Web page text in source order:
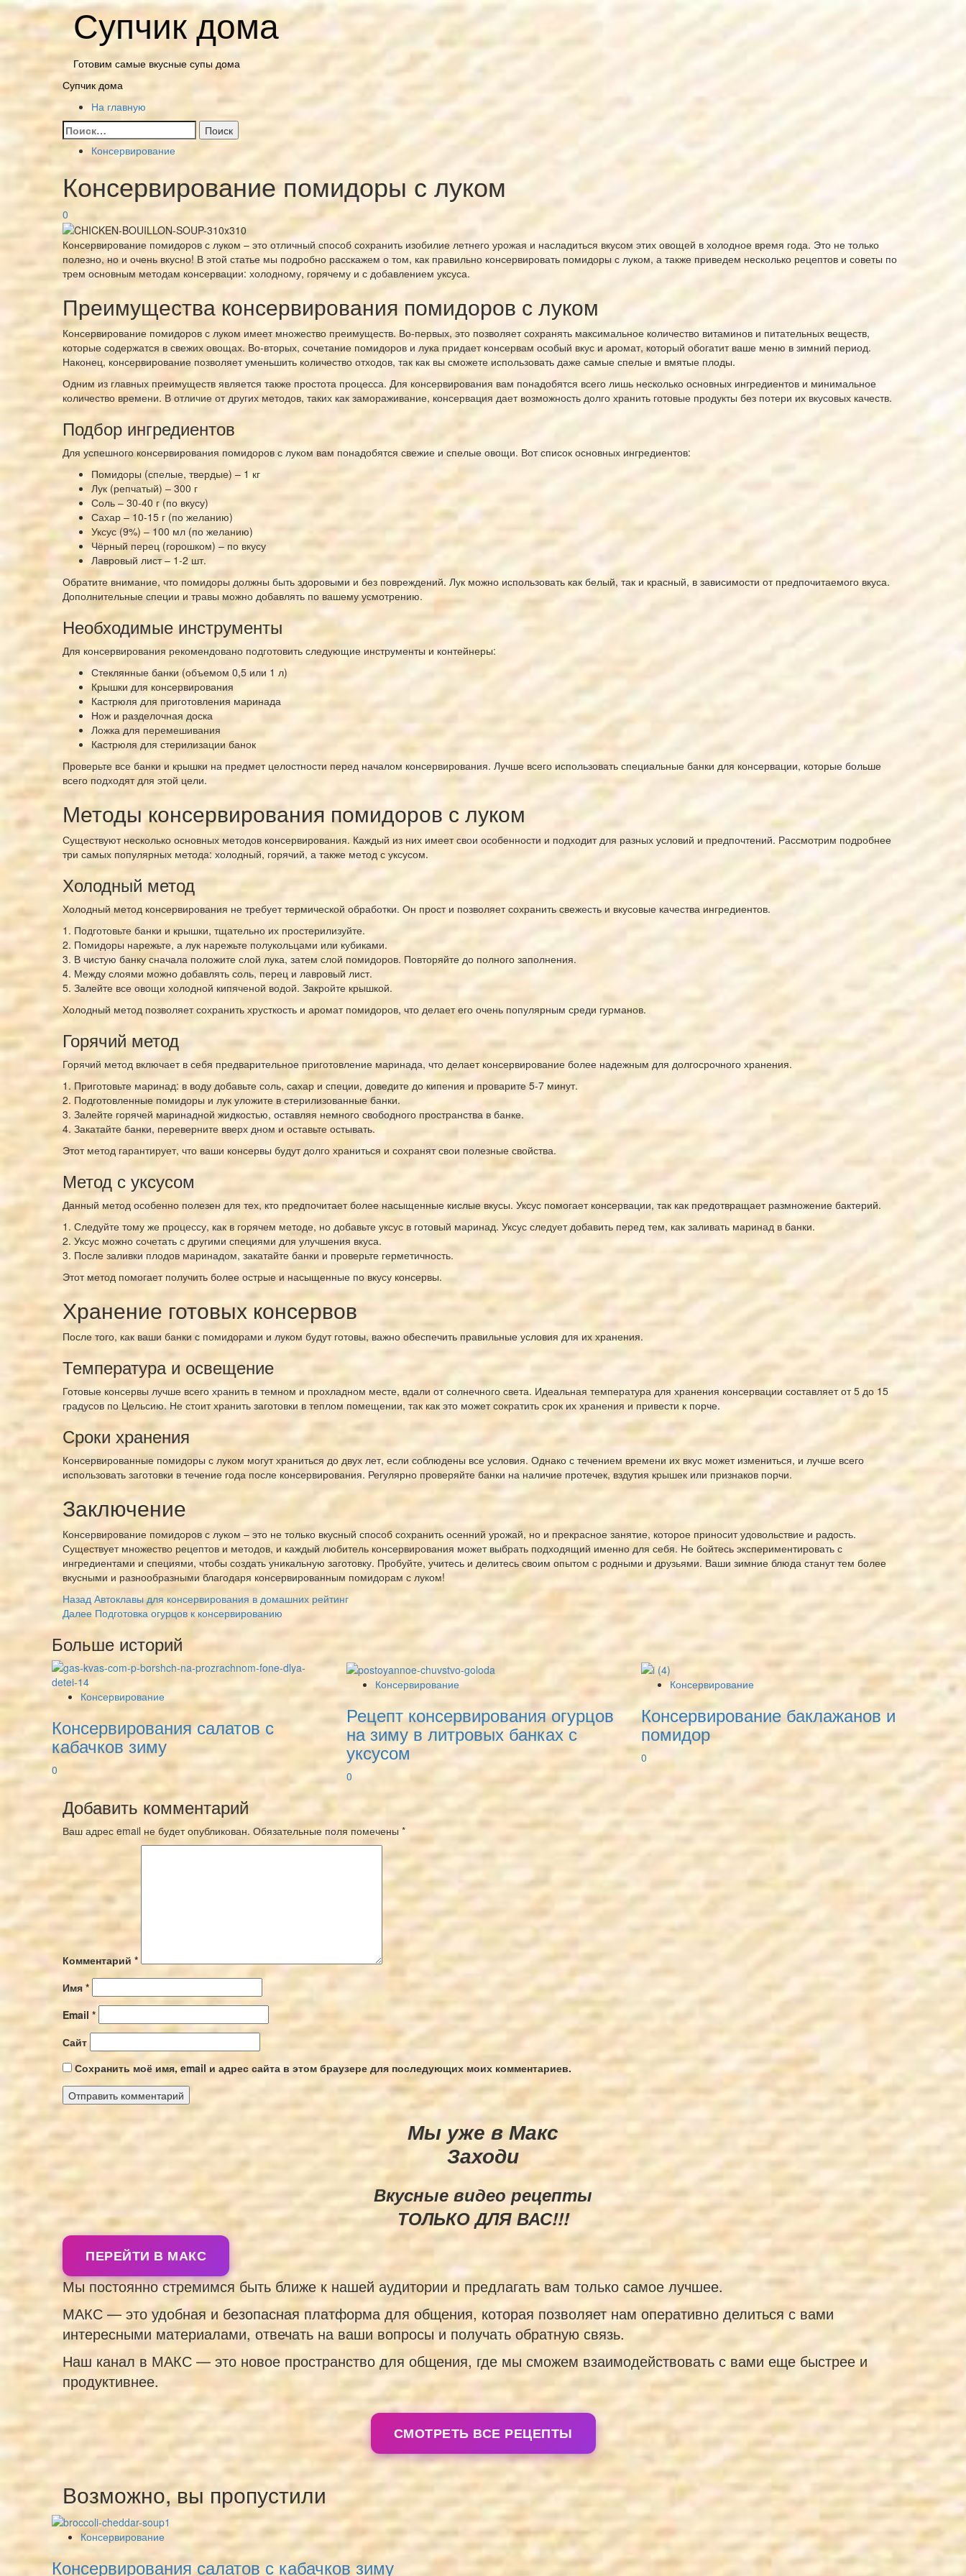
Перейти
содержимому
Супчик дома
Готовим самые вкусные супы дома
Основное
Супчик дома
На главную
Найти:
Консервирование
Консервирование помидоры с луком
0
Консервирование помидоров с луком – это отличный способ сохранить изобилие летнего урожая и насладиться вкусом этих овощей в холодное время года. Это не только
полезно, но и очень вкусно! В этой статье мы подробно расскажем о том, как правильно консервировать помидоры с луком, а также приведем несколько рецептов и советы по
трем основным методам консервации: холодному, горячему и с добавлением уксуса.
Преимущества консервирования помидоров с луком
Консервирование помидоров с луком имеет множество преимуществ. Во-первых, это позволяет сохранять максимальное количество витаминов и питательных веществ,
которые содержатся в свежих овощах. Во-вторых, сочетание помидоров и лука придает консервам особый вкус и аромат, который обогатит ваше меню в зимний период.
Наконец, консервирование позволяет уменьшить количество отходов, так как вы сможете использовать даже самые спелые и вмятые плоды.
Одним из главных преимуществ является также простота процесса. Для консервирования вам понадобятся всего лишь несколько основных ингредиентов и минимальное
количество времени. В отличие от других методов, таких как замораживание, консервация дает возможность долго хранить готовые продукты без потери их вкусовых качеств.
Подбор ингредиентов
Для успешного консервирования помидоров с луком вам понадобятся свежие и спелые овощи. Вот список основных ингредиентов:
Помидоры (спелые, твердые) – 1 кг
Лук (репчатый) – 300 г
Соль – 30-40 г (по вкусу)
Сахар – 10-15 г (по желанию)
Уксус (9%) – 100 мл (по желанию)
Чёрный перец (горошком) – по вкусу
Лавровый лист – 1-2 шт.
Обратите внимание, что помидоры должны быть здоровыми и без повреждений. Лук можно использовать как белый, так и красный, в зависимости от предпочитаемого вкуса.
Дополнительные специи и травы можно добавлять по вашему усмотрению.
Необходимые инструменты
Для консервирования рекомендовано подготовить следующие инструменты и контейнеры:
Стеклянные банки (объемом 0,5 или 1 л)
Крышки для консервирования
Кастрюля для приготовления маринада
Нож и разделочная доска
Ложка для перемешивания
Кастрюля для стерилизации банок
Проверьте все банки и крышки на предмет целостности перед началом консервирования. Лучше всего использовать специальные банки для консервации, которые больше
всего подходят для этой цели.
Методы консервирования помидоров с луком
Существуют несколько основных методов консервирования. Каждый из них имеет свои особенности и подходит для разных условий и предпочтений. Рассмотрим подробнее
три самых популярных метода: холодный, горячий, а также метод с уксусом.
Холодный метод
Холодный метод консервирования не требует термической обработки. Он прост и позволяет сохранить свежесть и вкусовые качества ингредиентов.
1. Подготовьте банки и крышки, тщательно их простерилизуйте.
2. Помидоры нарежьте, а лук нарежьте полукольцами или кубиками.
3. В чистую банку сначала положите слой лука, затем слой помидоров. Повторяйте до полного заполнения.
4. Между слоями можно добавлять соль, перец и лавровый лист.
5. Залейте все овощи холодной кипяченой водой. Закройте крышкой.
Холодный метод позволяет сохранить хрусткость и аромат помидоров, что делает его очень популярным среди гурманов.
Горячий метод
Горячий метод включает в себя предварительное приготовление маринада, что делает консервирование более надежным для долгосрочного хранения.
1. Приготовьте маринад: в воду добавьте соль, сахар и специи, доведите до кипения и проварите 5-7 минут.
2. Подготовленные помидоры и лук уложите в стерилизованные банки.
3. Залейте горячей маринадной жидкостью, оставляя немного свободного пространства в банке.
4. Закатайте банки, переверните вверх дном и оставьте остывать.
Этот метод гарантирует, что ваши консервы будут долго храниться и сохранят свои полезные свойства.
Метод с уксусом
Данный метод особенно полезен для тех, кто предпочитает более насыщенные кислые вкусы. Уксус помогает консервации, так как предотвращает размножение бактерий.
1. Следуйте тому же процессу, как в горячем методе, но добавьте уксус в готовый маринад. Уксус следует добавить перед тем, как заливать маринад в банки.
2. Уксус можно сочетать с другими специями для улучшения вкуса.
3. После заливки плодов маринадом, закатайте банки и проверьте герметичность.
Этот метод помогает получить более острые и насыщенные по вкусу консервы.
Хранение готовых консервов
После того, как ваши банки с помидорами и луком будут готовы, важно обеспечить правильные условия для их хранения.
Температура и освещение
Готовые консервы лучше всего хранить в темном и прохладном месте, вдали от солнечного света. Идеальная температура для хранения консервации составляет от 5 до 15
градусов по Цельсию. Не стоит хранить заготовки в теплом помещении, так как это может сократить срок их хранения и привести к порче.
Сроки хранения
Консервированные помидоры с луком могут храниться до двух лет, если соблюдены все условия. Однако с течением времени их вкус может измениться, и лучше всего
использовать заготовки в течение года после консервирования. Регулярно проверяйте банки на наличие протечек, вздутия крышек или признаков порчи.
Заключение
Консервирование помидоров с луком – это не только вкусный способ сохранить осенний урожай, но и прекрасное занятие, которое приносит удовольствие и радость.
Существует множество рецептов и методов, и каждый любитель консервирования может выбрать подходящий именно для себя. Не бойтесь экспериментировать с
ингредиентами и специями, чтобы создать уникальную заготовку. Пробуйте, учитесь и делитесь своим опытом с родными и друзьями. Ваши зимние блюда станут тем более
вкусными и разнообразными благодаря консервированным помидорам с луком!
Post
Navigation
Назад Автоклавы для консервирования в домашних рейтинг
Далее Подготовка огурцов к консервированию
Больше историй
Консервирование
Консервирования салатов с
кабачков зиму
0
Консервирование
Рецепт консервирования огурцов
на зиму в литровых банках с
уксусом
0
Консервирование
Консервирование баклажанов и
помидор
0
Добавить комментарий
Ваш адрес email не будет опубликован. Обязательные поля помечены *
Комментарий *
Имя *
Email *
Сайт
Сохранить моё имя, email и адрес сайта в этом браузере для последующих моих комментариев.
Мы уже в Макс
Заходи
Вкусные видео рецепты
ТОЛЬКО ДЛЯ ВАС!!!
ПЕРЕЙТИ В МАКС
Мы постоянно стремимся быть ближе к нашей аудитории и предлагать вам только самое лучшее.
МАКС — это удобная и безопасная платформа для общения, которая позволяет нам оперативно делиться с вами
интересными материалами, отвечать на ваши вопросы и получать обратную связь.
Наш канал в МАКС — это новое пространство для общения, где мы сможем взаимодействовать с вами еще быстрее и
продуктивнее.
СМОТРЕТЬ ВСЕ РЕЦЕПТЫ
Возможно, вы пропустили
Консервирование
Консервирования салатов с кабачков зиму